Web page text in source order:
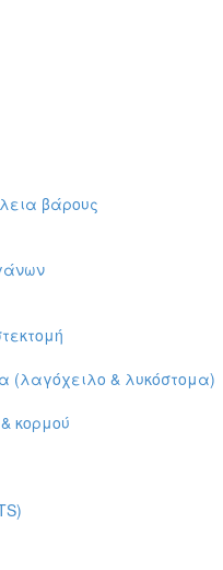
βάρους
(λαγόχειλο & λυκόστομα)
κορμού